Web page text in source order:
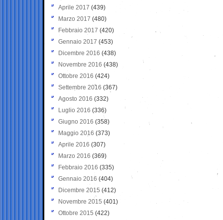
Aprile 2017 (439)
Marzo 2017 (480)
Febbraio 2017 (420)
Gennaio 2017 (453)
Dicembre 2016 (438)
Novembre 2016 (438)
Ottobre 2016 (424)
Settembre 2016 (367)
Agosto 2016 (332)
Luglio 2016 (336)
Giugno 2016 (358)
Maggio 2016 (373)
Aprile 2016 (307)
Marzo 2016 (369)
Febbraio 2016 (335)
Gennaio 2016 (404)
Dicembre 2015 (412)
Novembre 2015 (401)
Ottobre 2015 (422)